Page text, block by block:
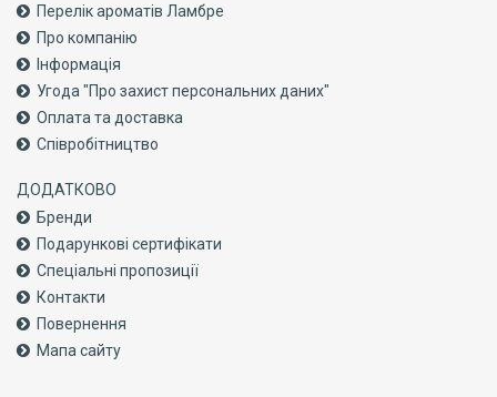
Перелік ароматів Ламбре
Про компанiю
Інформація
Угода "Про захист персональних даних"
Оплата та доставка
Співробітництво
ДОДАТКОВО
Бренди
Подарункові сертифікати
Спеціальні пропозиції
Контакти
Повернення
Мапа сайту